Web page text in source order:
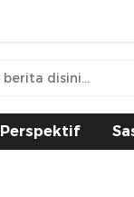
Perspektif